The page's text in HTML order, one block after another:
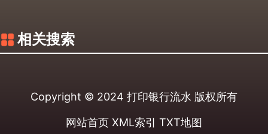
相关搜索
Copyright © 2024 打印银行流水 版权所有
网站首页 XML索引 TXT地图